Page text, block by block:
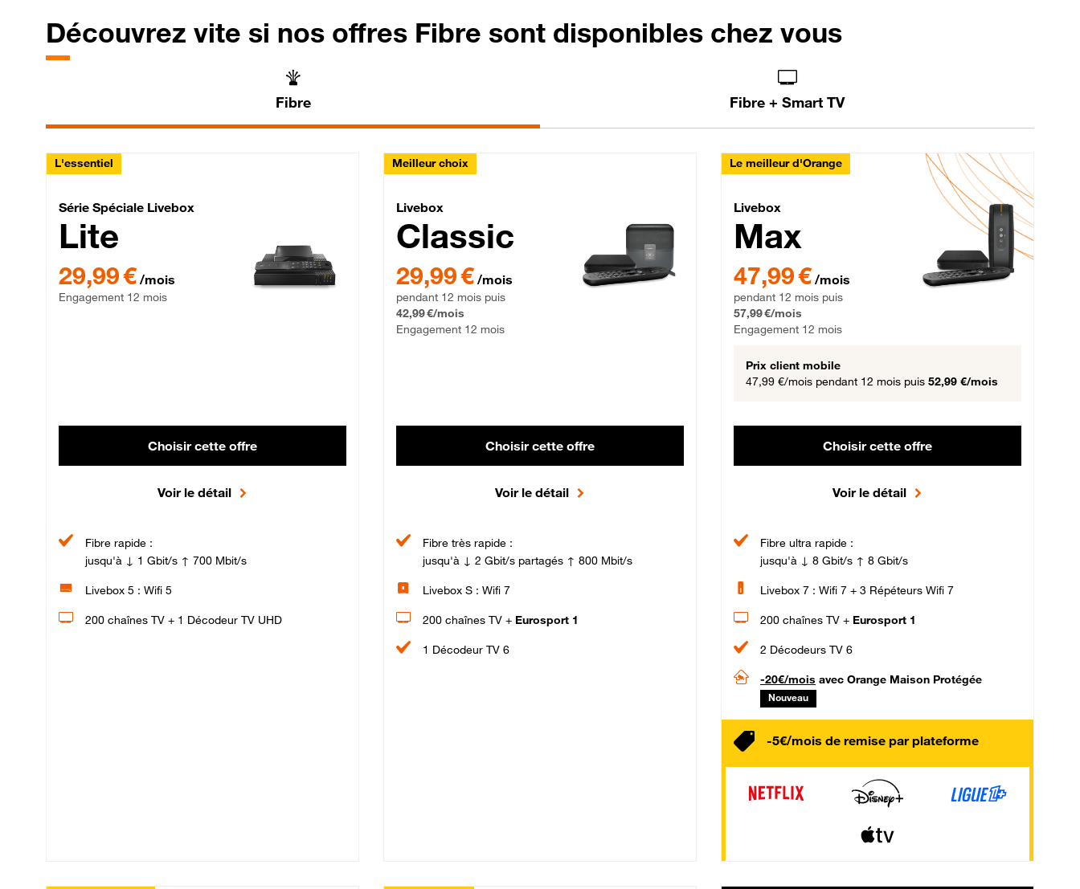
Découvrez vite si nos offres Fibre sont disponibles chez vous
Fibre Fibre + Smart TV
L'essentiel
Série Spéciale Livebox Lite Fibre
Série Spéciale Livebox
Lite
29,99 € par mois , Engagement 12 mois
29,99 € /mois
Engagement 12 mois
Choisir cette offre
Voir le détail
Fibre rapide :
jusqu'à ↓ 1 Gbit/s ↑ 700 Mbit/s
Livebox 5 : Wifi 5
200 chaînes TV + 1 Décodeur TV UHD
Meilleur choix
Livebox Classic Fibre
Livebox
Classic
29,99 € par mois pendant 12 mois puis 42,99 € par mois, Engagement 12 mois
29,99 € /mois
pendant 12 mois puis
42,99 €/mois
Engagement 12 mois
Choisir cette offre
Voir le détail
Fibre très rapide :
jusqu'à ↓ 2 Gbit/s partagés ↑ 800 Mbit/s
Livebox S : Wifi 7
200 chaînes TV + Eurosport 1
1 Décodeur TV 6
Le meilleur d'Orange
Livebox Max Fibre
Livebox
Max
47,99 € par mois pendant 12 mois puis 57,99 € par mois,
47,99 € /mois
pendant 12 mois puis
57,99 €/mois
Engagement 12 mois
Prix client mobile
47,99 €/mois pendant 12 mois puis 52,99 €/mois
Choisir cette offre
Voir le détail
Fibre ultra rapide :
jusqu'à ↓ 8 Gbit/s ↑ 8 Gbit/s
Livebox 7 : Wifi 7 + 3 Répéteurs Wifi 7
200 chaînes TV + Eurosport 1
2 Décodeurs TV 6
-20€/mois avec Orange Maison Protégée
Nouveau
-5€/mois de remise par plateforme